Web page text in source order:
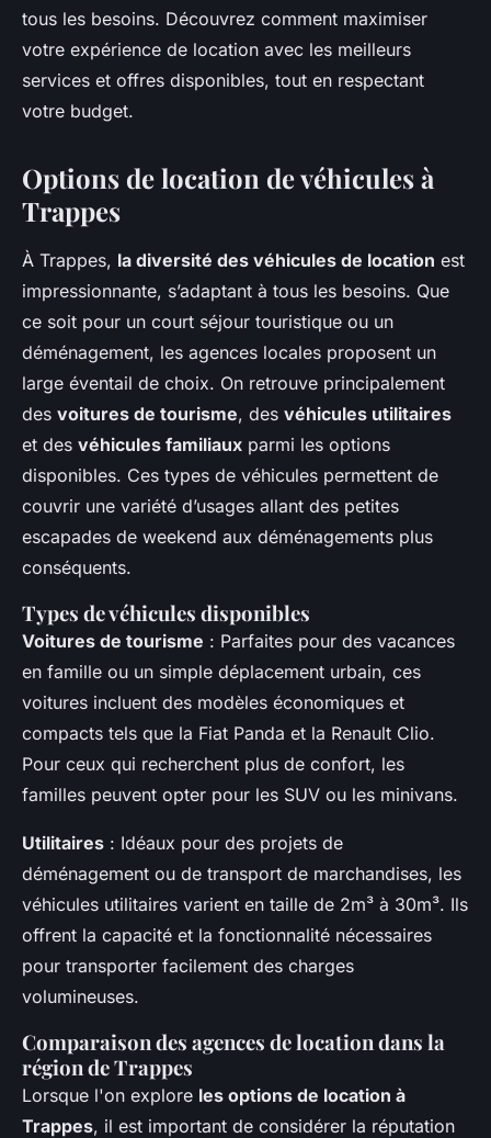
tous les besoins. Découvrez comment maximiser
votre expérience de location avec les meilleurs
services et offres disponibles, tout en respectant
votre budget.
Options de location de véhicules à
Trappes
À Trappes, la diversité des véhicules de location est
impressionnante, s’adaptant à tous les besoins. Que
ce soit pour un court séjour touristique ou un
déménagement, les agences locales proposent un
large éventail de choix. On retrouve principalement
des voitures de tourisme, des véhicules utilitaires
et des véhicules familiaux parmi les options
disponibles. Ces types de véhicules permettent de
couvrir une variété d’usages allant des petites
escapades de weekend aux déménagements plus
conséquents.
Types de véhicules disponibles
Voitures de tourisme : Parfaites pour des vacances
en famille ou un simple déplacement urbain, ces
voitures incluent des modèles économiques et
compacts tels que la Fiat Panda et la Renault Clio.
Pour ceux qui recherchent plus de confort, les
familles peuvent opter pour les SUV ou les minivans.
Utilitaires : Idéaux pour des projets de
déménagement ou de transport de marchandises, les
véhicules utilitaires varient en taille de 2m³ à 30m³. Ils
offrent la capacité et la fonctionnalité nécessaires
pour transporter facilement des charges
volumineuses.
Comparaison des agences de location dans la
région de Trappes
Lorsque l'on explore les options de location à
Trappes, il est important de considérer la réputation